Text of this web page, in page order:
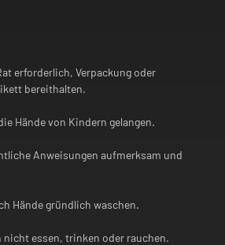
erforderlich, Verpackung oder
bereithalten.
Hände von Kindern gelangen.
Anweisungen aufmerksam und
Hände gründlich waschen.
nicht essen, trinken oder rauchen.